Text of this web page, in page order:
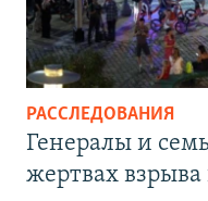
РАССЛЕДОВАНИЯ
Генералы и
жертвах взрыва